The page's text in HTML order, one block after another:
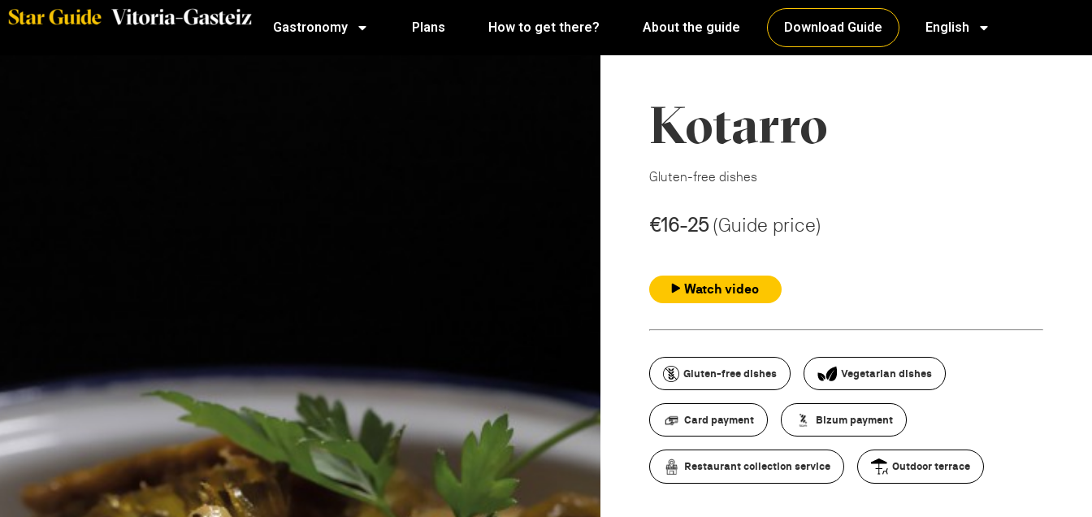
Gastronomy Plans How to get there? About the guide Download Guide English
Kotarro
Gluten-free dishes
€16-25(Guide price)
Watch video
Gluten-free dishes Vegetarian dishes
Card payment Bizum payment
Restaurant collection service Outdoor terrace